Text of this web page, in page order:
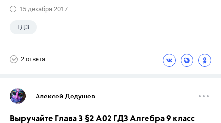
15 декабря 2017
ГДЗ
2 ответа
Алексей Дедушев
Выручайте Глава 3 §2 А02 ГДЗ Алгебра 9 класс